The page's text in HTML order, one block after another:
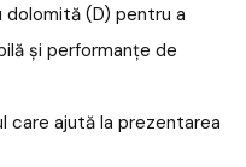
(D) pentru a
și performanțe de
care ajută la prezentarea